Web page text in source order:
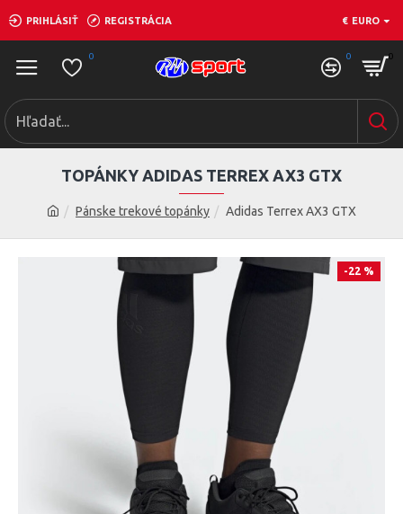
PRIHLÁSIŤ REGISTRÁCIA € EURO
0 0 0
Pánske trekové topánky Adidas Terrex AX3 GTX
TOPÁNKY ADIDAS TERREX AX3 GTX
-22 %